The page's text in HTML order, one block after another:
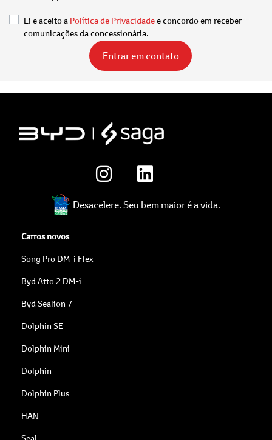
Li e aceito a Política de Privacidadee concordo em receber
comunicações da concessionária.
Entrar em contato
Desacelere. Seu bem maior é a vida.
Carros novos
Song Pro DM-i Flex
Byd Atto 2 DM-i
Byd Sealion 7
Dolphin SE
Dolphin Mini
Dolphin
Dolphin Plus
HAN